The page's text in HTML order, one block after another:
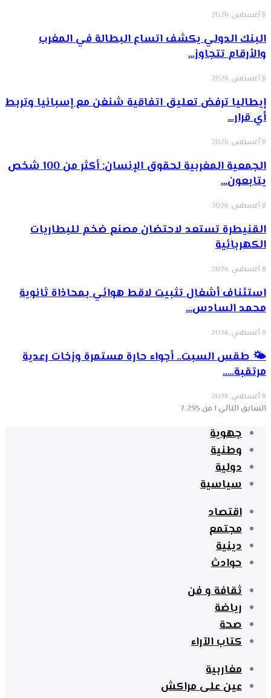
8 أغسطس, 2026
البنك الدولي يكشف اتساع البطالة في المغرب
والأرقام تتجاوز…
8 أغسطس, 2026
إيطاليا ترفض تعليق اتفاقية شنغن مع إسبانيا وتربط
أي قرار…
8 أغسطس, 2026
الجمعية المغربية لحقوق الإنسان: أكثر من 100 شخص
يتابعون…
8 أغسطس, 2026
القنيطرة تستعد لاحتضان مصنع ضخم للبطاريات
الكهربائية
8 أغسطس, 2026
استئناف أشغال تثبيت لاقط هوائي بمحاذاة ثانوية
محمد السادس…
8 أغسطس, 2026
🌤️ طقس السبت.. أجواء حارة مستمرة وزخات رعدية
مرتقبة..…
8 أغسطس, 2026
السابق التالي 1 من 7٬295
جهوية
وطنية
دولية
سياسية
اقتصاد
مجتمع
دينية
حوادث
ثقافة و فن
رياضة
صحة
كتاب الآراء
مغاربية
عين على مراكش